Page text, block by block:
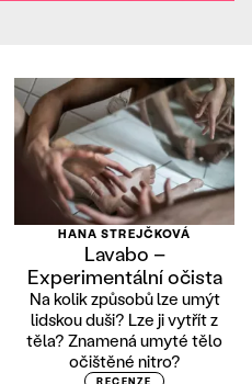
HANA STREJČKOVÁ
Lavabo –
Experimentální očista
Na kolik způsobů lze umýt
lidskou duši? Lze ji vytřít z
těla? Znamená umyté tělo
očištěné nitro?
RECENZE